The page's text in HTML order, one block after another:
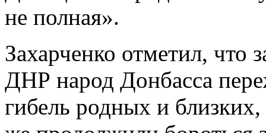
не полная».
Захарченко отметил, что
ДНР народ Донбасса
гибель родных и